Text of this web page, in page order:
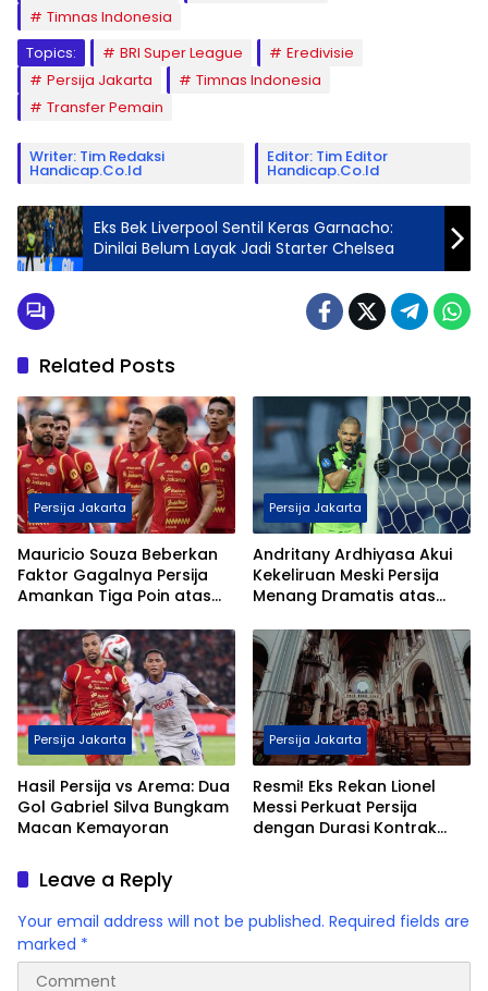
Timnas Indonesia
Topics:
BRI Super League
Eredivisie
Persija Jakarta
Timnas Indonesia
Transfer Pemain
Writer: Tim Redaksi
Handicap.co.id
Editor: Tim Editor
Handicap.co.id
Eks Bek Liverpool Sentil Keras Garnacho:
Dinilai Belum Layak Jadi Starter Chelsea
Related Posts
Persija Jakarta
Mauricio Souza Beberkan
Faktor Gagalnya Persija
Amankan Tiga Poin atas
Persija Jakarta
Andritany Ardhiyasa Akui
Kekeliruan Meski Persija
Menang Dramatis atas
Persija Jakarta
Hasil Persija vs Arema: Dua
Gol Gabriel Silva Bungkam
Macan Kemayoran
Persija Jakarta
Resmi! Eks Rekan Lionel
Messi Perkuat Persija
dengan Durasi Kontrak
Leave a Reply
Your email address will not be published. Required fields are
marked *